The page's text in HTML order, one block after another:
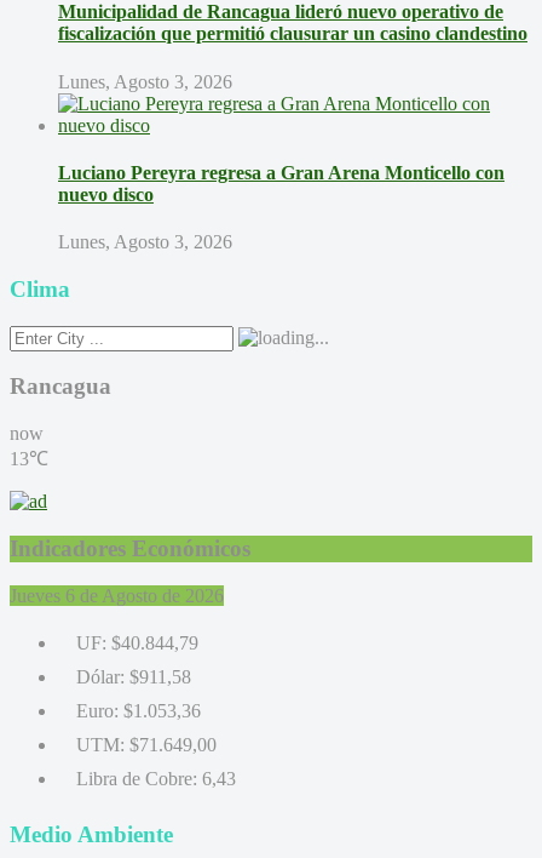
Municipalidad de Rancagua lideró nuevo operativo de
fiscalización que permitió clausurar un casino clandestino
Lunes, Agosto 3, 2026
Luciano Pereyra regresa a Gran Arena Monticello con
nuevo disco
Lunes, Agosto 3, 2026
Clima
Rancagua
now
13℃
Indicadores Económicos
Jueves 6 de Agosto de 2026
UF: $40.844,79
Dólar: $911,58
Euro: $1.053,36
UTM: $71.649,00
Libra de Cobre: 6,43
Medio Ambiente